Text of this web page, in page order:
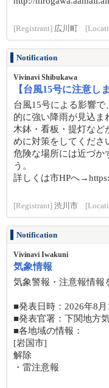
[Registrant] 広川町
Notification
Vivinavi Shibukawa
【台風15号に注意し
台風15号による影響
的に強い降雨が見込ま
木鉢・看板・提灯など
めに対策をしてくださ
危険な場所には近づか
う。
詳しくは市HPへ
[Registrant] 渋川市
Notification
Vivinavi Iwakuni
気象情報
気象警報・注意報情報
■発表日時：2026年8
■発表官署：下関地方
■各地域の情報：
[岩国市]
解除
・雷注意報